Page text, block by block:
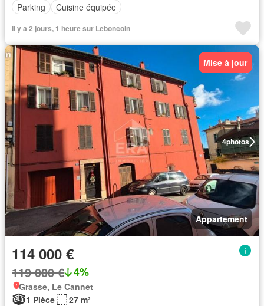
Parking
Cuisine équipée
Il y a 2 jours, 1 heure sur Leboncoin
4photos
Mise à jour
Appartement
114 000 €
119 000 € 4%
Grasse, Le Cannet
1 Pièce
27 m²